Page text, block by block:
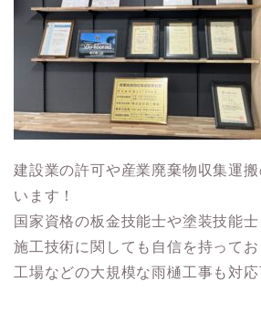
建設業の許可や産業廃棄物収集運
います！
国家資格の板金技能士や塗装技能士
施工技術に関しても自信を持ってお
工場などの大規模な雨樋工事も対応